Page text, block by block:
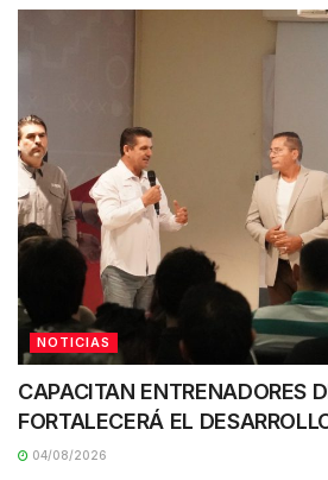
NOTICIAS
CAPACITAN ENTRENADORES
FORTALECERÁ EL
04/08/2026